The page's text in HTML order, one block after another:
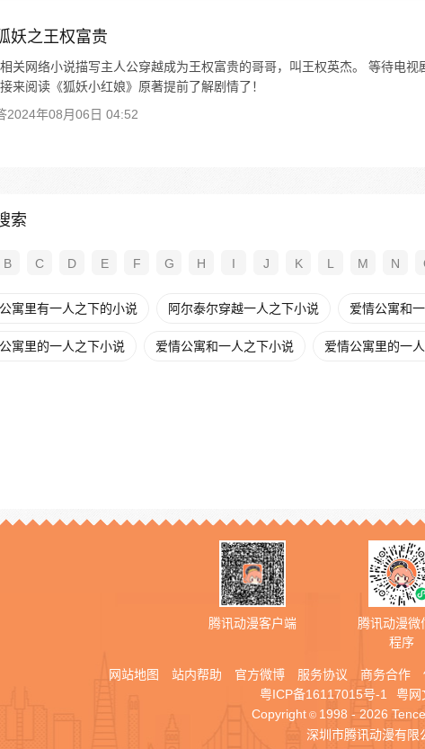
妖之王权富贵
关网络小说描写主人公穿越成为王权富贵的哥哥，叫王权英杰。 等待电视
来阅读《狐妖小红娘》原著提前了解剧情了！
2024年08月06日 04:52
索
B C D E F G H I J K L M N
寓里有一人之下的小说 阿尔泰尔穿越一人之下小说 爱情公寓和
寓里的一人之下小说 爱情公寓和一人之下小说 爱情公寓里的一
腾讯动漫客户端
腾讯动漫微
程序
网站地图 站内帮助 官方微博 服务协议 商务合作
粤ICP备16117015号-1
粤网
Copyright © 1998 - 2026
深圳市腾讯动漫有限